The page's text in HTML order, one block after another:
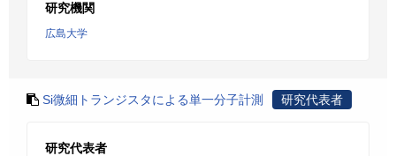
研究機関
広島大学
Si微細トランジスタによる単一分子計測 研究代表者
研究代表者